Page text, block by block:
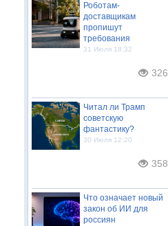
Роботам-
доставщикам
пропишут
требования
31 Июля 18:32
326
Читал ли Трамп
советскую
фантастику?
30 Июля 12:20
358
Что означает новый
закон об ИИ для
россиян